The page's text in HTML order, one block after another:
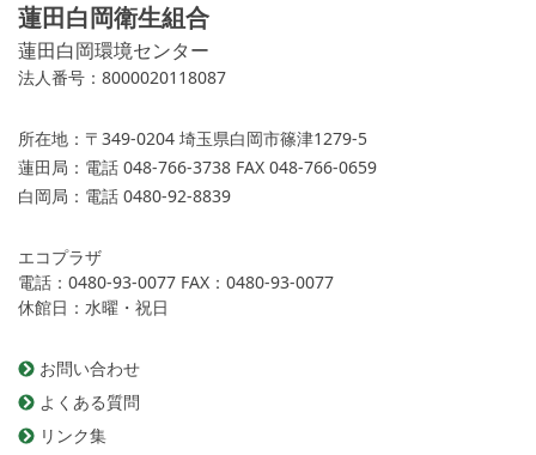
蓮田白岡衛生組合
蓮田白岡環境センター
法人番号：8000020118087
所在地： 〒349-0204 埼玉県白岡市篠津1279-5
蓮田局： 電話 048-766-3738 FAX 048-766-0659
白岡局： 電話 0480-92-8839
エコプラザ
電話：0480-93-0077 FAX：0480-93-0077
休館日：水曜・祝日
お問い合わせ
よくある質問
リンク集